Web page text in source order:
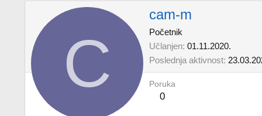
C
cam-m
Početnik
Učlanjen 01.11.2020.
Poslednja aktivnost
Poruka
0